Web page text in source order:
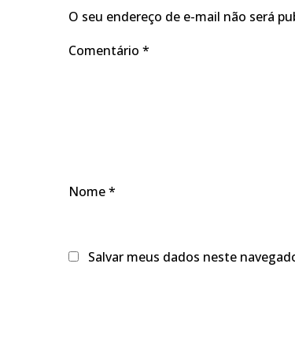
O seu endereço de e-mail não será
Comentário *
Nome*
Salvar meus dados neste